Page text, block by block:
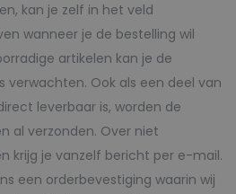
kan je zelf in het veld
wanneer je de bestelling wil
artikelen kan je de
verwachten. Ook als een deel van
leverbaar is, worden de
al verzonden. Over niet
krijg je vanzelf bericht per e-mail.
een orderbevestiging waarin wij